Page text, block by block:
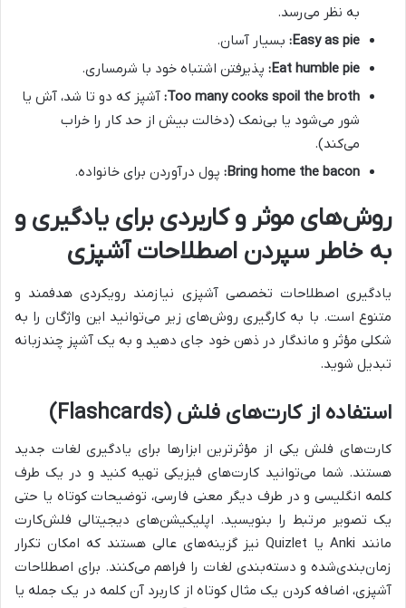
به نظر می‌رسد.
Easy as pie: بسیار آسان.
Eat humble pie: پذیرفتن اشتباه خود با شرمساری.
Too many cooks spoil the broth: آشپز که دو تا شد، آش یا
شور می‌شود یا بی‌نمک (دخالت بیش از حد کار را خراب
می‌کند).
Bring home the bacon: پول درآوردن برای خانواده.
روش‌های موثر و کاربردی برای یادگیری و
به خاطر سپردن اصطلاحات آشپزی
یادگیری اصطلاحات تخصصی آشپزی نیازمند رویکردی هدفمند و
متنوع است. با به کارگیری روش‌های زیر می‌توانید این واژگان را به
شکلی مؤثر و ماندگار در ذهن خود جای دهید و به یک آشپز چندزبانه
تبدیل شوید.
استفاده از کارت‌های فلش (Flashcards)
کارت‌های فلش یکی از مؤثرترین ابزارها برای یادگیری لغات جدید
هستند. شما می‌توانید کارت‌های فیزیکی تهیه کنید و در یک طرف
کلمه انگلیسی و در طرف دیگر معنی فارسی، توضیحات کوتاه یا حتی
یک تصویر مرتبط را بنویسید. اپلیکیشن‌های دیجیتالی فلش‌کارت
مانند Anki یا Quizlet نیز گزینه‌های عالی هستند که امکان تکرار
زمان‌بندی‌شده و دسته‌بندی لغات را فراهم می‌کنند. برای اصطلاحات
آشپزی، اضافه کردن یک مثال کوتاه از کاربرد آن کلمه در یک جمله یا